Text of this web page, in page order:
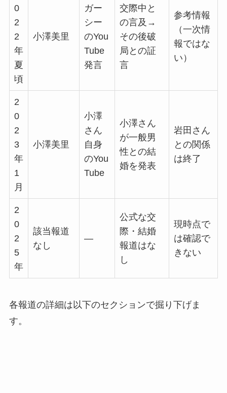
0
2
2
年
夏
頃
小澤美里
ガー
シー
のYou
Tube
発言
交際中と
の言及→
その後破
局との証
言
参考情報
（一次情
報ではな
い）
2
0
2
3
年
1
月
小澤美里
小澤
さん
自身
のYou
Tube
小澤さん
が一般男
性との結
婚を発表
岩田さん
との関係
は終了
2
0
2
5
年
該当報道
なし
—
公式な交
際・結婚
報道はな
し
現時点で
は確認で
きない
各報道の詳細は以下のセクションで掘り下げま
す。